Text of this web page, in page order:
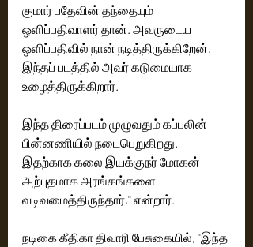
குமார் பதேவின் தந்தையும்
ஒளிப்பதிவாளர் தான். அவருடைய
ஒளிப்பதிவில் நான் நடித்திருக்கிறேன்.
இந்தப் படத்தில் அவர் கடுமையாக
உழைத்திருக்கிறார்.
இந்த திரைப்படம் முழுவதும் கப்பலின்
பின்னணியில் நடைபெறுகிறது.
இதற்காக கலை இயக்குநர் மோகன்
அற்புதமாக அரங்கங்களை
வடிவமைத்திருந்தார்,'' என்றார்.
நடிகை கீதிகா திவாரி பேசுகையில், ''இந்த